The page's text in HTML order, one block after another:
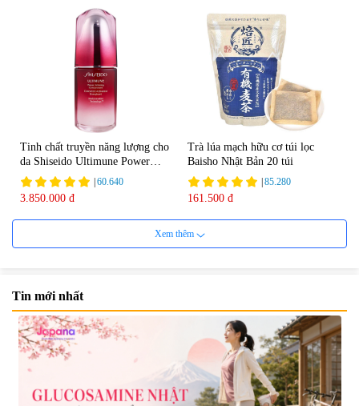
Tinh chất truyền năng lượng cho
da Shiseido Ultimune Power
75ml
60.640
3.850.000 đ
Trà lúa mạch hữu cơ túi lọc
Baisho Nhật Bản 20 túi
85.280
161.500 đ
Viên uống bổ não Ribeto Shoji
|57.920
Viên nang uống cải thiện thị lực,
trí nhớ DHA + EPA + Flaxseed
Oil 30 viên/gói - Date 02/2027
|52.346
Xem thêm
Tin mới nhất